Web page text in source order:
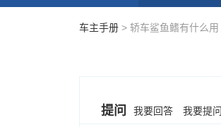
车主手册 > 轿车鲨鱼鳍有什么用
提问 我要回答 我要提问